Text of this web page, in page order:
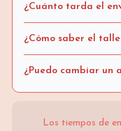
¿Cuánto tarda el
¿Cómo saber el
¿Puedo cambiar un
Los tiempos de